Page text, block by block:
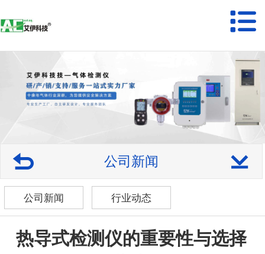
公司新闻
公司新闻 行业动态
热导式检测仪的重要性与选择